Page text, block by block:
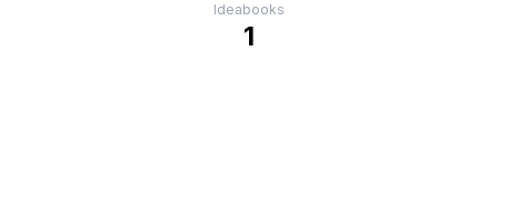
Ideabooks
1